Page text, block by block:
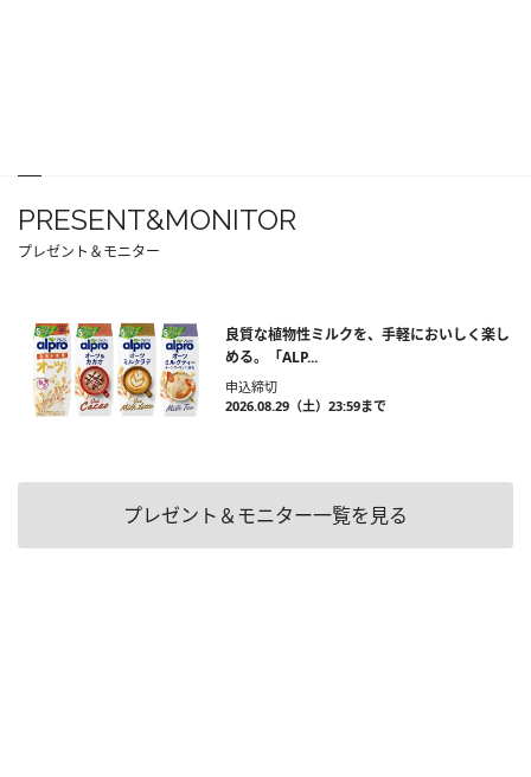
PRESENT&MONITOR
プレゼント＆モニター
良質な植物性ミルクを、手軽においしく楽し
める。「ALP...
申込締切
2026.08.29（土）23:59まで
プレゼント＆モニター一覧を見る